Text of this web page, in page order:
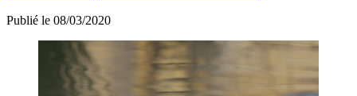
Publié le 08/03/2020